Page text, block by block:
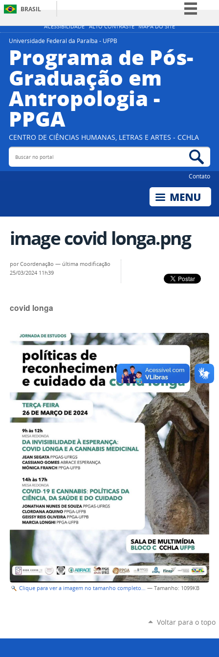
ACESSIBILIDADE ALTO CONTRASTE MAPA DO SITE
BRASIL
Simplifique!
Participe
Legislação
Canais
Universidade Federal da Paraíba - UFPB
Programa de Pós-
Graduação em
Antropologia -
PPGA
CENTRO DE CIÊNCIAS HUMANAS, LETRAS E ARTES - CCHLA
Buscar no portal
Contato
image covid longa.png
porCoordenação — última modificação
25/03/2024 11h39
covid longa
Clique para ver a imagem no tamanho completo… — Tamanho: 1099KB
Voltar para o topo